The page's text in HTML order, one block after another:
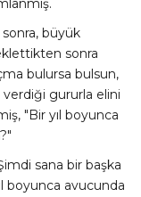
büyük
sonra
bulursa bulsun,
verdiği gururla elini
"Bir yıl boyunca
sana bir başka
boyunca avucunda